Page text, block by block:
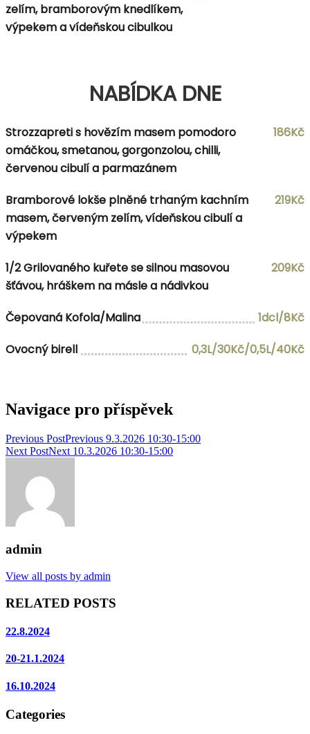
zelím, bramborovým knedlíkem,
výpekem a vídeňskou cibulkou
NABÍDKA DNE
Strozzapreti s hovězím masem pomodoro
omáčkou, smetanou, gorgonzolou, chilli,
červenou cibulí a parmazánem
186Kč
Bramborové lokše plněné trhaným kachním
masem, červeným zelím, vídeňskou cibulí a
výpekem
219Kč
1/2 Grilovaného kuřete se silnou masovou
šťávou, hráškem na másle a nádivkou
209Kč
Čepovaná Kofola/Malina
1dcl/8Kč
Ovocný birell
0,3L/30Kč/0,5L/40Kč
Navigace pro příspěvek
Previous PostPrevious 9.3.2026 10:30-15:00
Next PostNext 10.3.2026 10:30-15:00
admin
View all posts by admin
RELATED POSTS
22.8.2024
20-21.1.2024
16.10.2024
Categories